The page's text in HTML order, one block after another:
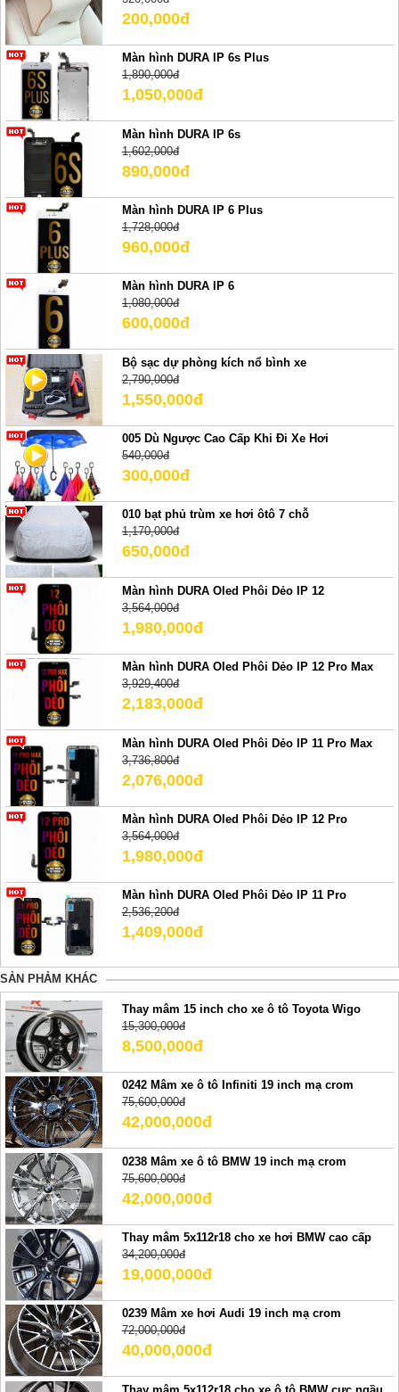
200,000đ
Màn hình DURA IP 6s Plus
1,890,000đ
1,050,000đ
Màn hình DURA IP 6s
1,602,000đ
890,000đ
Màn hình DURA IP 6 Plus
1,728,000đ
960,000đ
Màn hình DURA IP 6
1,080,000đ
600,000đ
Bộ sạc dự phòng kích nổ bình xe
2,790,000đ
1,550,000đ
005 Dù Ngược Cao Cấp Khi Đi Xe Hơi
540,000đ
300,000đ
010 bạt phủ trùm xe hơi ôtô 7 chỗ
1,170,000đ
650,000đ
Màn hình DURA Oled Phôi Dẻo IP 12
3,564,000đ
1,980,000đ
Màn hình DURA Oled Phôi Dẻo IP 12 Pro Max
3,929,400đ
2,183,000đ
Màn hình DURA Oled Phôi Dẻo IP 11 Pro Max
3,736,800đ
2,076,000đ
Màn hình DURA Oled Phôi Dẻo IP 12 Pro
3,564,000đ
1,980,000đ
Màn hình DURA Oled Phôi Dẻo IP 11 Pro
2,536,200đ
1,409,000đ
SẢN PHẢM KHÁC
Thay mâm 15 inch cho xe ô tô Toyota Wigo
15,300,000đ
8,500,000đ
0242 Mâm xe ô tô Infiniti 19 inch mạ crom
75,600,000đ
42,000,000đ
0238 Mâm xe ô tô BMW 19 inch mạ crom
75,600,000đ
42,000,000đ
Thay mâm 5x112r18 cho xe hơi BMW cao cấp
34,200,000đ
19,000,000đ
0239 Mâm xe hơi Audi 19 inch mạ crom
72,000,000đ
40,000,000đ